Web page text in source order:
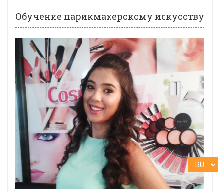
Обучение парикмахерскому искусству